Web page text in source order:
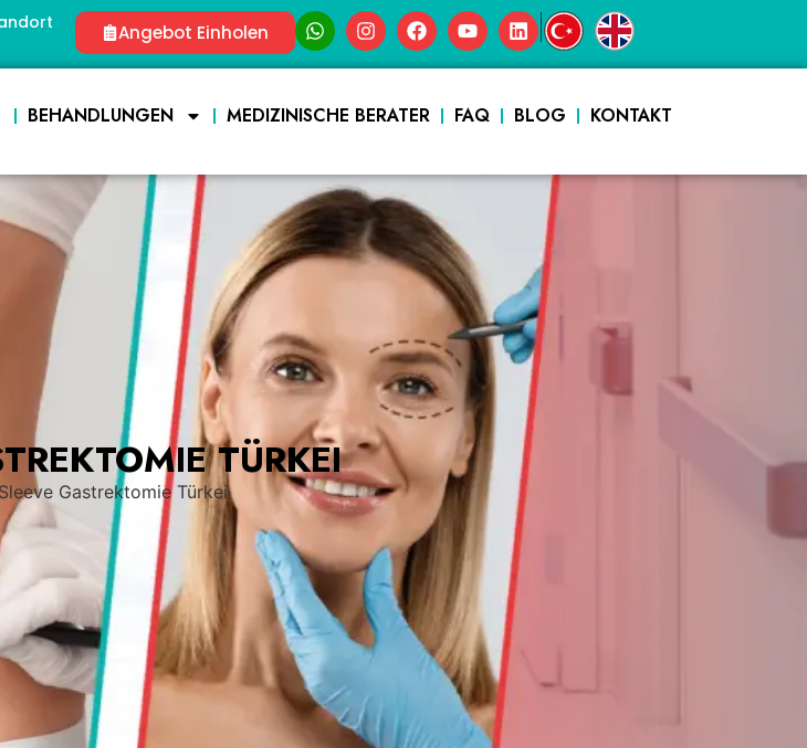
Angebot Einholen |
BEHANDLUNGEN MEDIZINISCHE BERATER FAQ BLOG KONTAKT
TÜRKEI
Sleeve Gastrektomie Türkei